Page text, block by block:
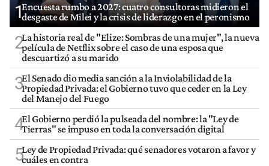
1Encuesta rumbo a 2027: cuatro consultoras midieron el
desgaste de Milei y la crisis de liderazgo en el peronismo
2La historia real de "Elize: Sombras de una mujer", la nueva
película de Netflix sobre el caso de una esposa que
descuartizó a su marido
3El Senado dio media sanción a la Inviolabilidad de la
Propiedad Privada: el Gobierno tuvo que ceder en la Ley
del Manejo del Fuego
4El Gobierno perdió la pulseada del nombre: la "Ley de
Tierras" se impuso en toda la conversación digital
5Ley de Propiedad Privada: qué senadores votaron a favor y
cuáles en contra